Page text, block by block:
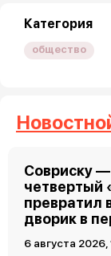
Категория
общество
Совриску
четвертый
превратил
дворик в
6 августа 2026,